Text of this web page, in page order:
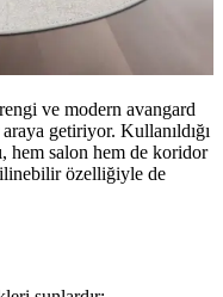
ve modern avangard
getiriyor. Kullanıldığı
hem salon hem de koridor
özelliğiyle de